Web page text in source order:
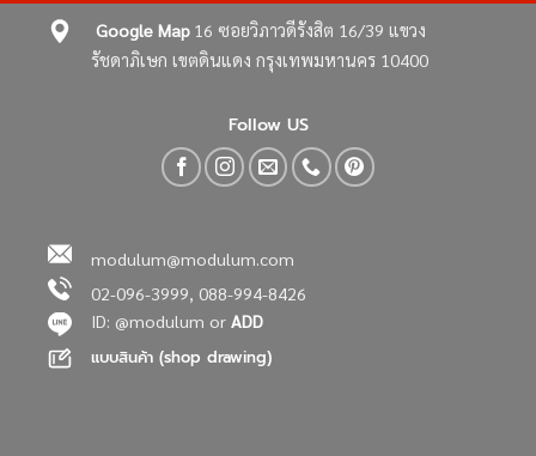
Google Map 16 ซอยวิภาวดีรังสิต 16/39 แขวง
รัชดาภิเษก เขตดินแดง กรุงเทพมหานคร 10400
Follow US
modulum@modulum.com
02-096-3999, 088-994-8426
ID: @modulum or ADD
แบบสินค้า (shop drawing)